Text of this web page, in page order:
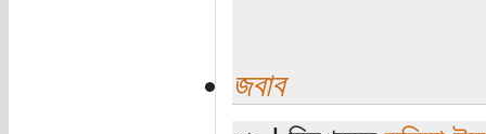
জবাব